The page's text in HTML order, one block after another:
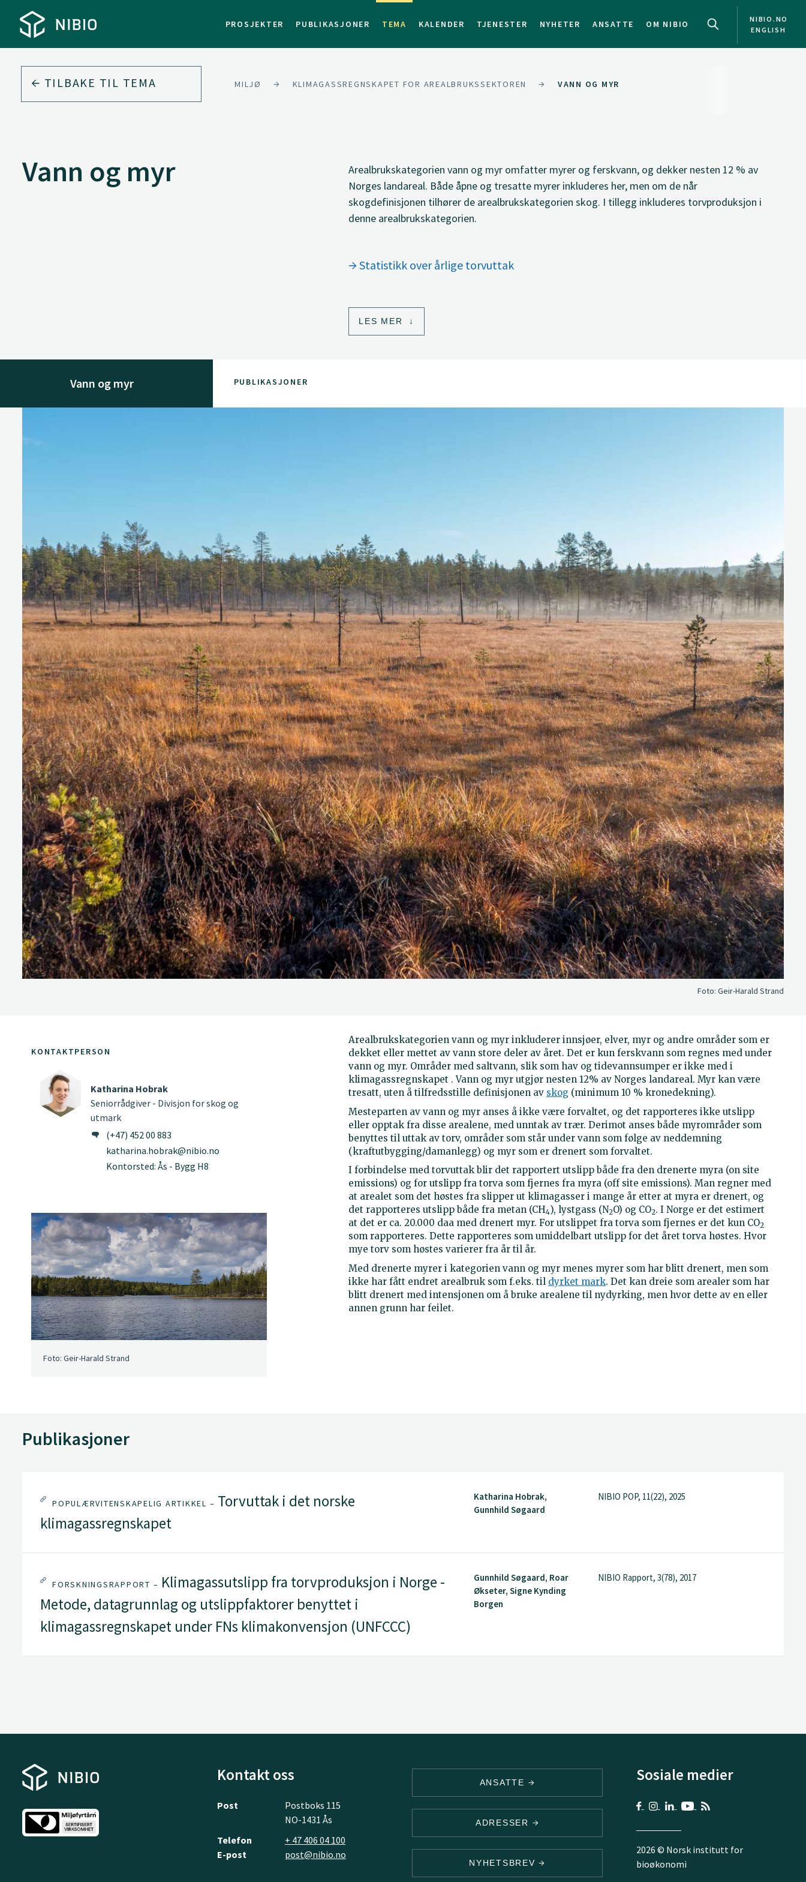
PROSJEKTER PUBLIKASJONER TEMA KALENDER TJENESTER NYHETER ANSATTE OM NIBIO
NIBIO.NO
ENGLISH
TILBAKE TIL TEMA MILJØ KLIMAGASSREGNSKAPET FOR AREALBRUKSSEKTOREN VANN OG MYR
Vann og myr
Arealbrukskategorien vann og myr omfatter myrer og ferskvann, og dekker nesten 12 % av
Norges landareal. Både åpne og tresatte myrer inkluderes her, men om de når
skogdefinisjonen tilhører de arealbrukskategorien skog. I tillegg inkluderes torvproduksjon i
denne arealbrukskategorien.
Statistikk over årlige torvuttak
LES MER
Vann og myr PUBLIKASJONER
Foto: Geir-Harald Strand
KONTAKTPERSON
Katharina Hobrak
Seniorrådgiver - Divisjon for skog og
utmark
(+47) 452 00 883
katharina.hobrak@nibio.no
Kontorsted: Ås - Bygg H8
Foto: Geir-Harald Strand​​​​​
Arealbrukskategorien vann og myr inkluderer innsjøer, elver, myr og andre områder som er
dekket eller mettet av vann store deler av året. Det er kun ferskvann som regnes med under
vann og myr. Områder med saltvann, slik som hav og tidevannsumper er ikke med i
klimagassregnskapet . Vann og myr utgjør nesten 12% av Norges landareal. Myr kan være
tresatt, uten å tilfredsstille definisjonen av skog (minimum 10 % kronedekning).
Mesteparten av vann og myr anses å ikke være forvaltet, og det rapporteres ikke utslipp
eller opptak fra disse arealene, med unntak av trær. Derimot anses både myrområder som
benyttes til uttak av torv, områder som står under vann som følge av neddemning
(kraftutbygging/damanlegg) og myr som er drenert som forvaltet.
I forbindelse med torvuttak blir det rapportert utslipp både fra den drenerte myra (on site
emissions) og for utslipp fra torva som fjernes fra myra (off site emissions). Man regner med
at arealet som det høstes fra slipper ut klimagasser i mange år etter at myra er drenert, og
det rapporteres utslipp både fra metan (CH4), lystgass (N2O) og CO2. I Norge er det estimert
at det er ca. 20.000 daa med drenert myr. For utslippet fra torva som fjernes er det kun CO2
som rapporteres. Dette rapporteres som umiddelbart utslipp for det året torva høstes. Hvor
mye torv som høstes varierer fra år til år.
Med drenerte myrer i kategorien vann og myr menes myrer som har blitt drenert, men som
ikke har fått endret arealbruk som f.eks. til dyrket mark. Det kan dreie som arealer som har
blitt drenert med intensjonen om å bruke arealene til nydyrking, men hvor dette av en eller
annen grunn har feilet.
Publikasjoner
POPULÆRVITENSKAPELIG ARTIKKEL – Torvuttak i det norske
klimagassregnskapet
Katharina Hobrak,
Gunnhild Søgaard
NIBIO POP, 11(22), 2025
FORSKNINGSRAPPORT – Klimagassutslipp fra torvproduksjon i Norge -
Metode, datagrunnlag og utslippfaktorer benyttet i
klimagassregnskapet under FNs klimakonvensjon (UNFCCC)
Gunnhild Søgaard, Roar
Økseter, Signe Kynding
Borgen
NIBIO Rapport, 3(78), 2017
Kontakt oss
Post
Postboks 115
NO-1431 Ås
Telefon
+ 47 406 04 100
E-post
post@nibio.no
ANSATTE
ADRESSER
NYHETSBREV
Sosiale medier
2026 © Norsk institutt for
bioøkonomi